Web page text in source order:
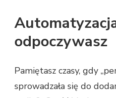
odpoczywasz
Pamiętasz czasy, gdy
sprowadzała się do